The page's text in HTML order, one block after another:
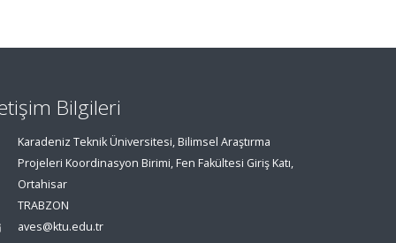
Bilgileri
Karadeniz Teknik Üniversitesi, Bilimsel Araştırma
Projeleri Koordinasyon Birimi, Fen Fakültesi Giriş Katı,
Ortahisar
TRABZON
aves@ktu.edu.tr